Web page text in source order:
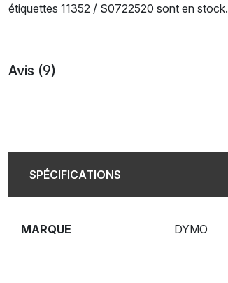
étiquettes 11352 / S0722520 sont en stock.
Avis (9)
SPÉCIFICATIONS
MARQUE DYMO